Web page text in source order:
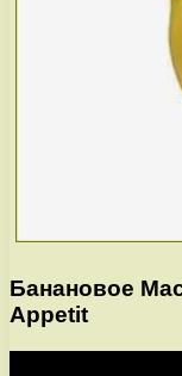
Банановое
Appetit